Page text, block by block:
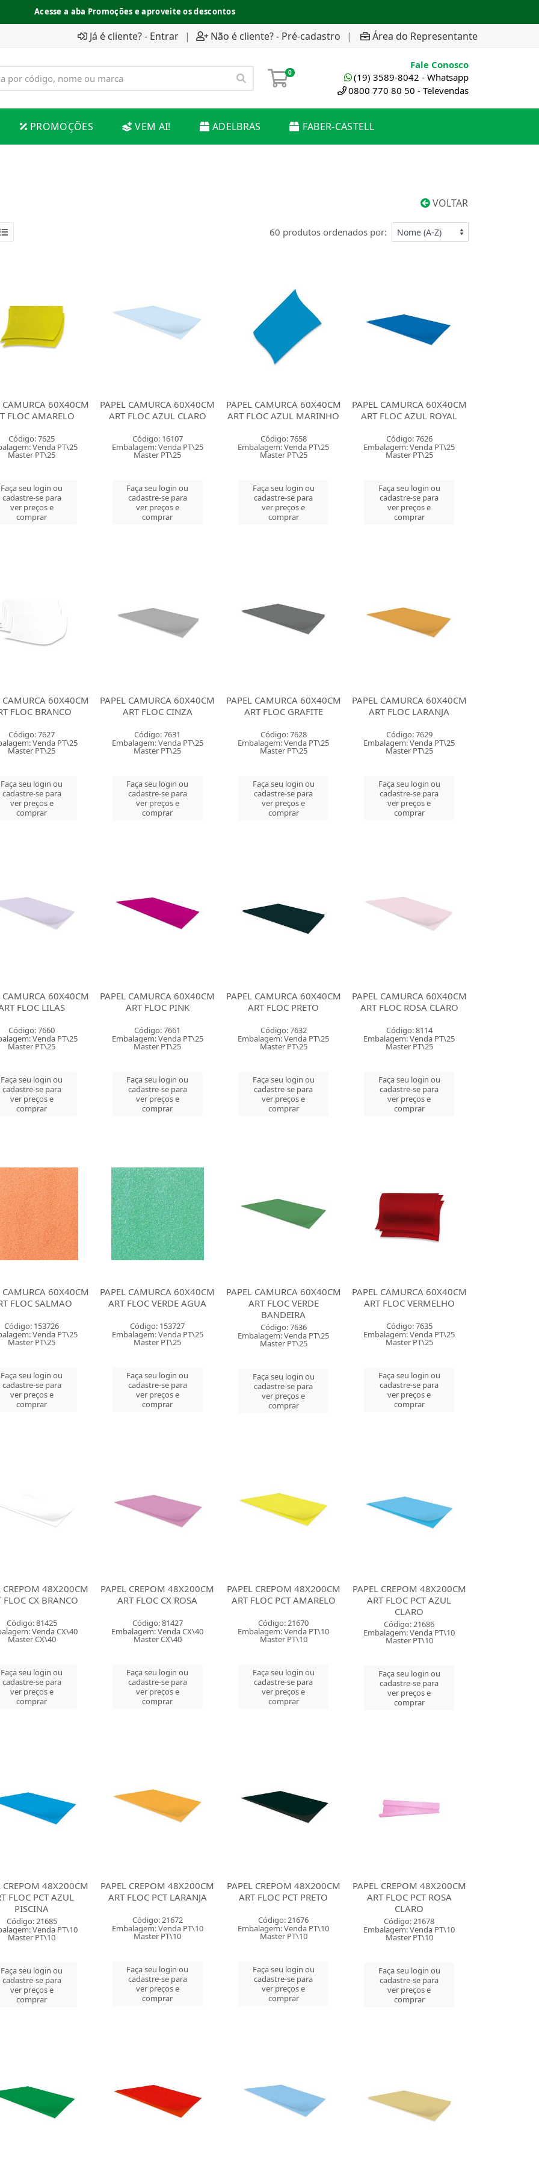
Acesse a aba Promoções e aproveite os descontos
Já é cliente? - Entrar | Não é cliente? - Pré-cadastro | Área do Representante
0
Fale Conosco
(19) 3589-8042 - Whatsapp
0800 770 80 50 - Televendas
PROMOÇÕES VEM AI! ADELBRAS FABER-CASTELL
VOLTAR
60 produtos ordenados por:
CAMURCA 60X40CM
FLOC AMARELO
Código: 7625
Venda PT\25
Master PT\25
Faça seu login ou
cadastre-se para
ver preços e
comprar
PAPEL CAMURCA 60X40CM
ART FLOC AZUL CLARO
Código: 16107
Embalagem: Venda PT\25
Master PT\25
Faça seu login ou
cadastre-se para
ver preços e
comprar
PAPEL CAMURCA 60X40CM
ART FLOC AZUL MARINHO
Código: 7658
Embalagem: Venda PT\25
Master PT\25
Faça seu login ou
cadastre-se para
ver preços e
comprar
PAPEL CAMURCA 60X40CM
ART FLOC AZUL ROYAL
Código: 7626
Embalagem: Venda PT\25
Master PT\25
Faça seu login ou
cadastre-se para
ver preços e
comprar
CAMURCA 60X40CM
FLOC BRANCO
Código: 7627
Venda PT\25
Master PT\25
Faça seu login ou
cadastre-se para
ver preços e
comprar
PAPEL CAMURCA 60X40CM
ART FLOC CINZA
Código: 7631
Embalagem: Venda PT\25
Master PT\25
Faça seu login ou
cadastre-se para
ver preços e
comprar
PAPEL CAMURCA 60X40CM
ART FLOC GRAFITE
Código: 7628
Embalagem: Venda PT\25
Master PT\25
Faça seu login ou
cadastre-se para
ver preços e
comprar
PAPEL CAMURCA 60X40CM
ART FLOC LARANJA
Código: 7629
Embalagem: Venda PT\25
Master PT\25
Faça seu login ou
cadastre-se para
ver preços e
comprar
CAMURCA 60X40CM
FLOC LILAS
Código: 7660
Venda PT\25
Master PT\25
Faça seu login ou
cadastre-se para
ver preços e
comprar
PAPEL CAMURCA 60X40CM
ART FLOC PINK
Código: 7661
Embalagem: Venda PT\25
Master PT\25
Faça seu login ou
cadastre-se para
ver preços e
comprar
PAPEL CAMURCA 60X40CM
ART FLOC PRETO
Código: 7632
Embalagem: Venda PT\25
Master PT\25
Faça seu login ou
cadastre-se para
ver preços e
comprar
PAPEL CAMURCA 60X40CM
ART FLOC ROSA CLARO
Código: 8114
Embalagem: Venda PT\25
Master PT\25
Faça seu login ou
cadastre-se para
ver preços e
comprar
CAMURCA 60X40CM
FLOC SALMAO
Código: 153726
Venda PT\25
Master PT\25
Faça seu login ou
cadastre-se para
ver preços e
comprar
PAPEL CAMURCA 60X40CM
ART FLOC VERDE AGUA
Código: 153727
Embalagem: Venda PT\25
Master PT\25
Faça seu login ou
cadastre-se para
ver preços e
comprar
PAPEL CAMURCA 60X40CM
ART FLOC VERDE
BANDEIRA
Código: 7636
Embalagem: Venda PT\25
Master PT\25
Faça seu login ou
cadastre-se para
ver preços e
comprar
PAPEL CAMURCA 60X40CM
ART FLOC VERMELHO
Código: 7635
Embalagem: Venda PT\25
Master PT\25
Faça seu login ou
cadastre-se para
ver preços e
comprar
CREPOM 48X200CM
FLOC CX BRANCO
Código: 81425
Venda CX\40
Master CX\40
Faça seu login ou
cadastre-se para
ver preços e
comprar
PAPEL CREPOM 48X200CM
ART FLOC CX ROSA
Código: 81427
Embalagem: Venda CX\40
Master CX\40
Faça seu login ou
cadastre-se para
ver preços e
comprar
PAPEL CREPOM 48X200CM
ART FLOC PCT AMARELO
Código: 21670
Embalagem: Venda PT\10
Master PT\10
Faça seu login ou
cadastre-se para
ver preços e
comprar
PAPEL CREPOM 48X200CM
ART FLOC PCT AZUL
CLARO
Código: 21686
Embalagem: Venda PT\10
Master PT\10
Faça seu login ou
cadastre-se para
ver preços e
comprar
CREPOM 48X200CM
FLOC PCT AZUL
PISCINA
Código: 21685
Venda PT\10
Master PT\10
Faça seu login ou
cadastre-se para
ver preços e
comprar
PAPEL CREPOM 48X200CM
ART FLOC PCT LARANJA
Código: 21672
Embalagem: Venda PT\10
Master PT\10
Faça seu login ou
cadastre-se para
ver preços e
comprar
PAPEL CREPOM 48X200CM
ART FLOC PCT PRETO
Código: 21676
Embalagem: Venda PT\10
Master PT\10
Faça seu login ou
cadastre-se para
ver preços e
comprar
PAPEL CREPOM 48X200CM
ART FLOC PCT ROSA
CLARO
Código: 21678
Embalagem: Venda PT\10
Master PT\10
Faça seu login ou
cadastre-se para
ver preços e
comprar